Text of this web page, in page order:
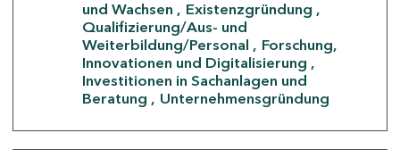
und Wachsen
Existenzgründung
Qualifizierung/Aus- und
Weiterbildung/Personal
Forschung,
Innovationen und Digitalisierung
Investitionen in Sachanlagen und
Beratung
Unternehmensgründung